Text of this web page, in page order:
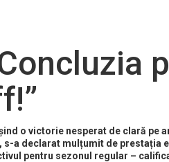
o victorie nesperat de clară pe
a declarat mulțumit de prestația
pentru sezonul regular –